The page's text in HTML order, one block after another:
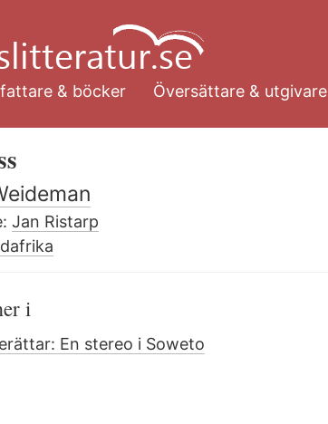
& böcker Översättare & utgivare
Jan Ristarp
i
En stereo i Soweto